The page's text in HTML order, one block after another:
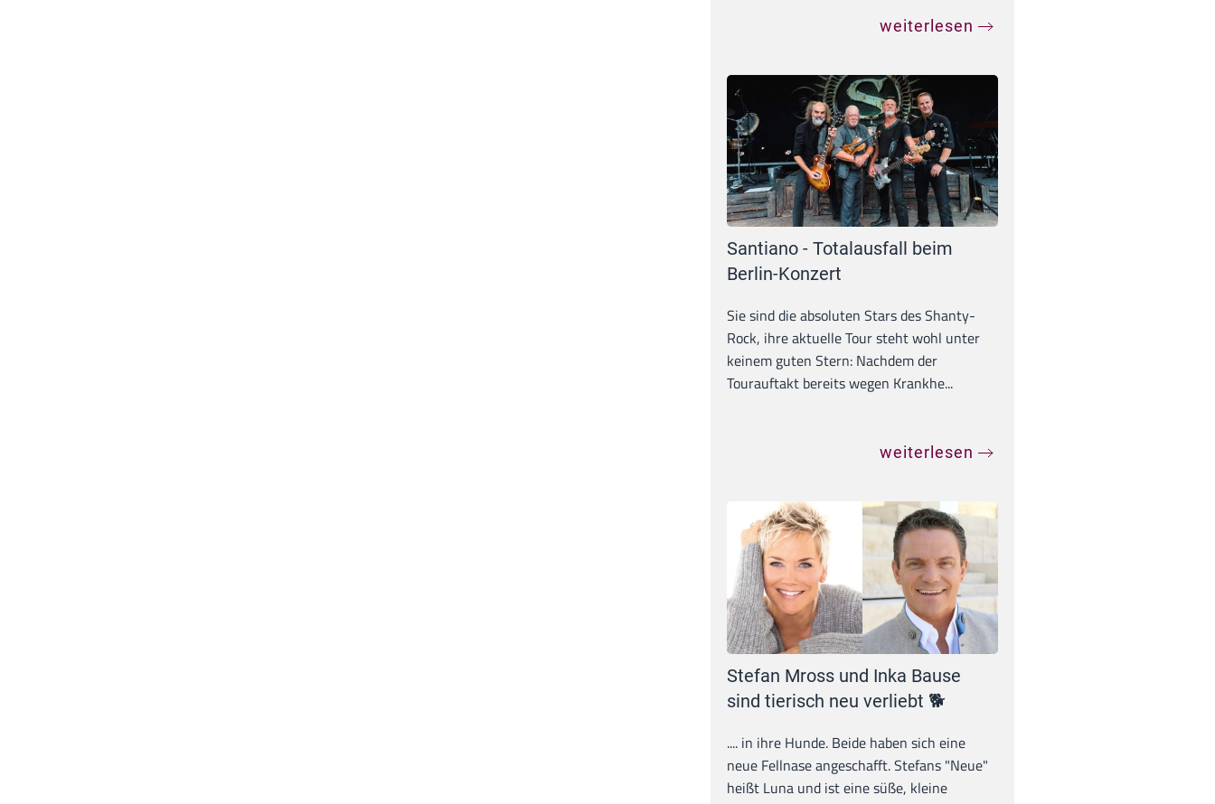
weiterlesen
Santiano - Totalausfall beim
Berlin-Konzert
Sie sind die absoluten Stars des Shanty-
Rock, ihre aktuelle Tour steht wohl unter
keinem guten Stern: Nachdem der
Tourauftakt bereits wegen Krankhe...
weiterlesen
Stefan Mross und Inka Bause
sind tierisch neu verliebt 🐕
.... in ihre Hunde. Beide haben sich eine
neue Fellnase angeschafft. Stefans "Neue"
heißt Luna und ist eine süße, kleine